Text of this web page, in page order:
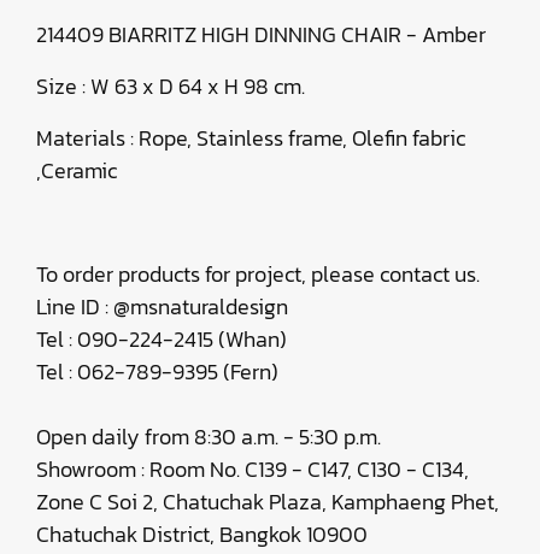
214409 BIARRITZ HIGH DINNING CHAIR - Amber
Size : W 63 x D 64 x H 98 cm.
Materials : Rope, Stainless frame, Olefin fabric
,Ceramic
To order products for project, please contact us.
Line ID : @msnaturaldesign
Tel : 090-224-2415 (Whan)
Tel : 062-789-9395 (Fern)
Open daily from 8:30 a.m. - 5:30 p.m.
Showroom : Room No. C139 - C147, C130 - C134,
Zone C Soi 2, Chatuchak Plaza, Kamphaeng Phet,
Chatuchak District, Bangkok 10900